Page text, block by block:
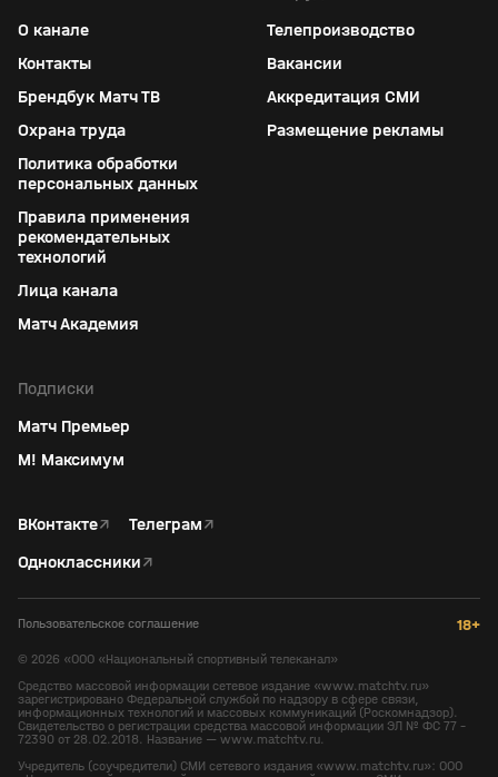
О канале
Контакты
Брендбук Матч ТВ
Охрана труда
Политика обработки
персональных данных
Правила применения
рекомендательных
технологий
Лица канала
Матч Академия
Телепроизводство
Вакансии
Аккредитация СМИ
Размещение рекламы
Подписки
Матч Премьер
М! Максимум
ВКонтакте↗ Телеграм↗
Одноклассники↗
Пользовательское соглашение 18+
© 2026 «ООО «Национальный спортивный телеканал»
Средство массовой информации сетевое издание «www.matchtv.ru»
зарегистрировано Федеральной службой по надзору в сфере связи,
информационных технологий и массовых коммуникаций (Роскомнадзор).
Свидетельство о регистрации средства массовой информации ЭЛ № ФС 77 -
72390 от 28.02.2018. Название — www.matchtv.ru.
Учредитель (соучредители) СМИ сетевого издания «www.matchtv.ru»: ООО